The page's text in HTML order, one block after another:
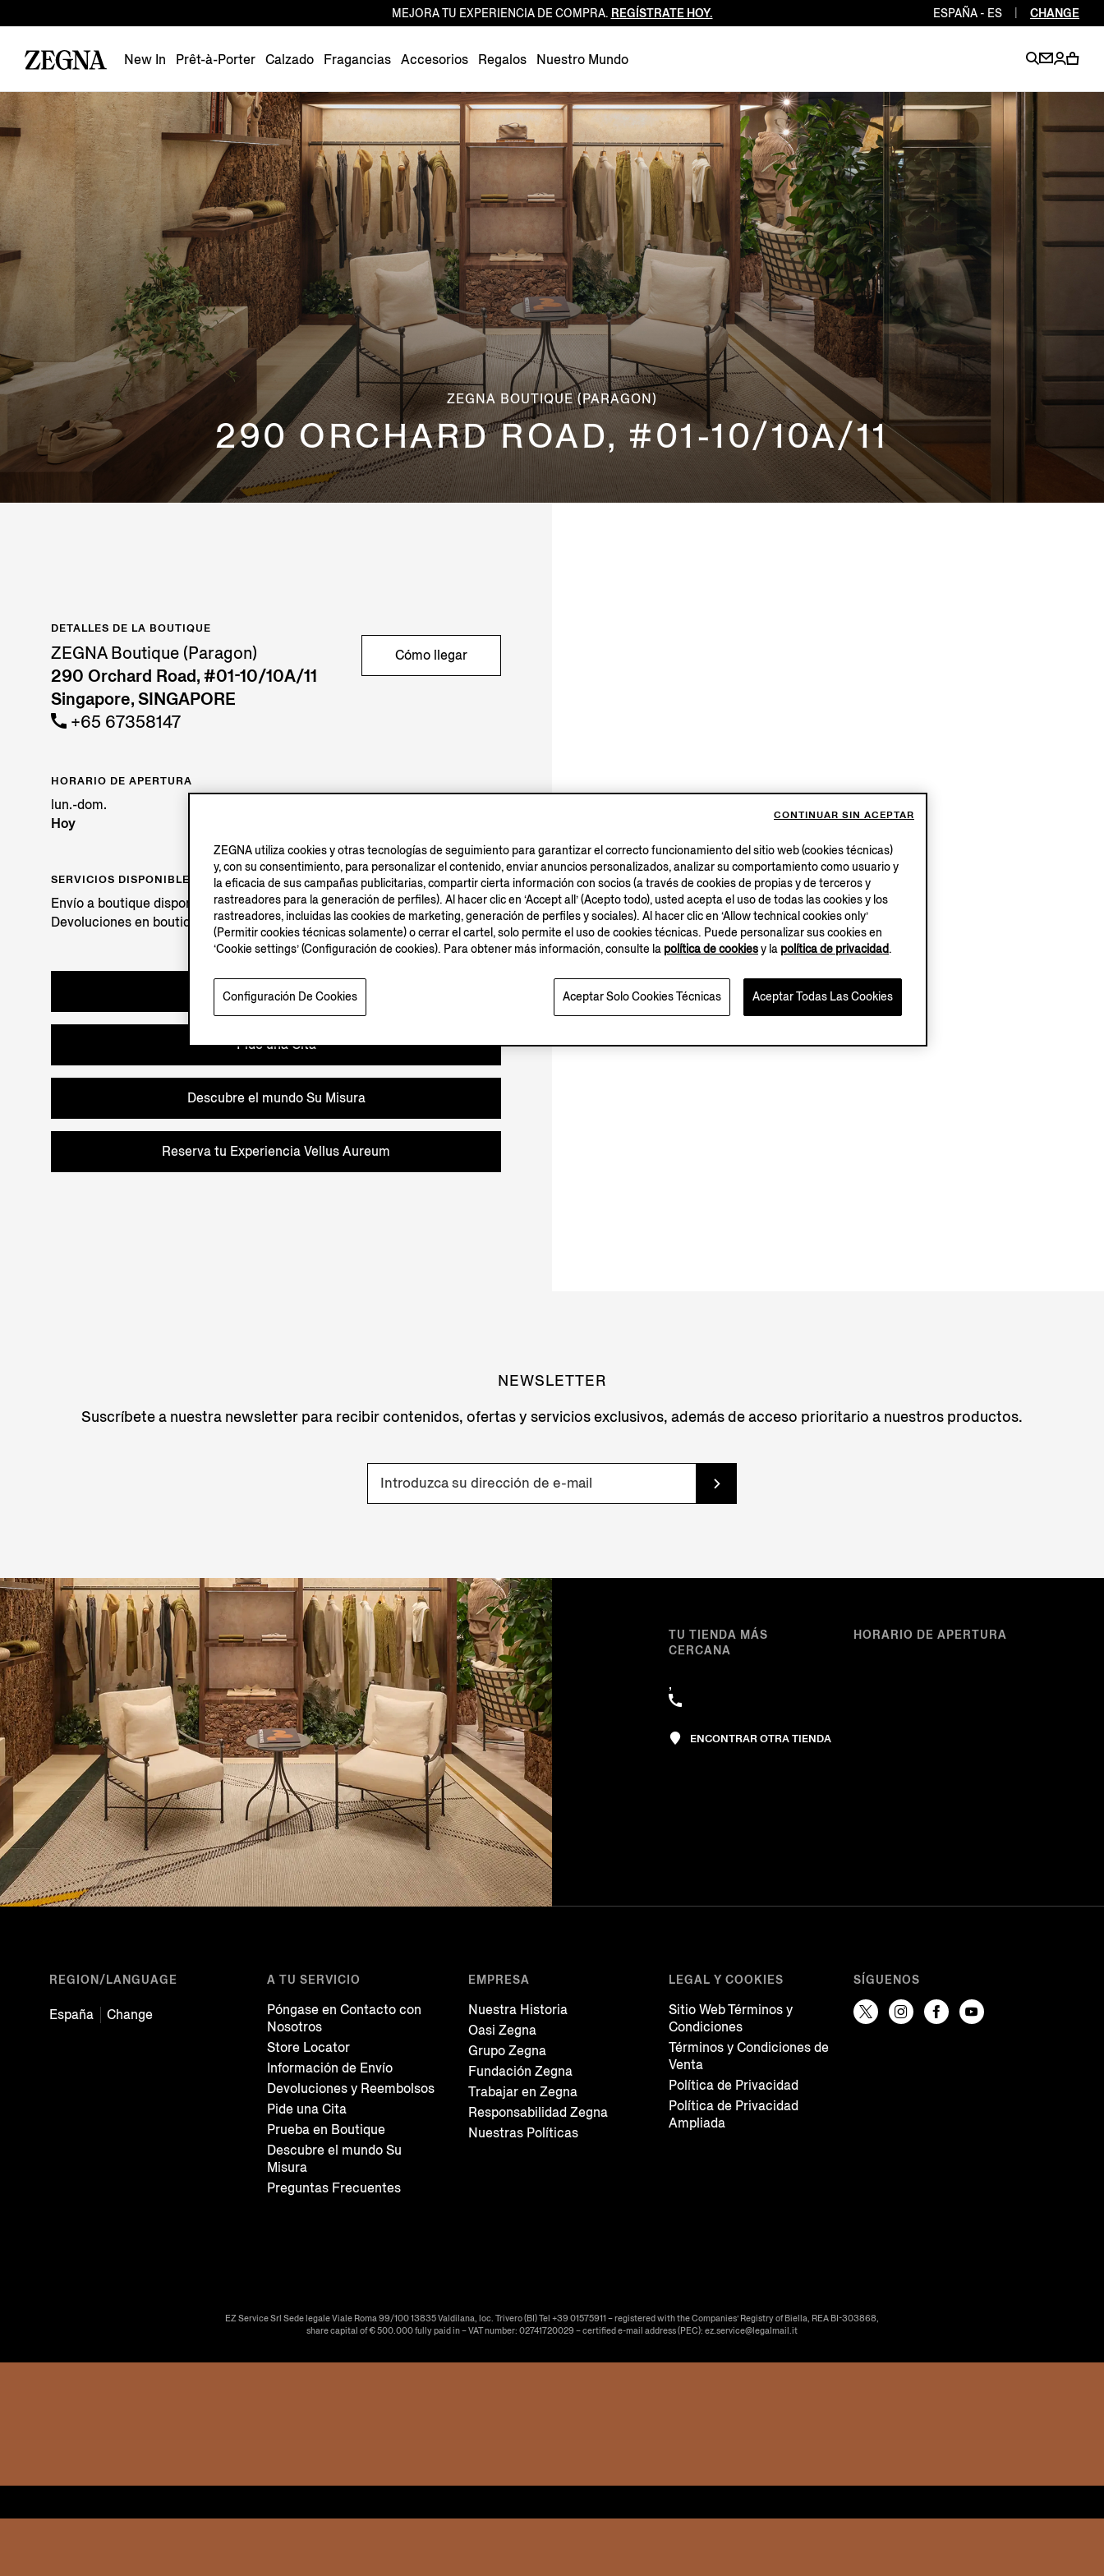
Luxembourg EN
Netherlands EN
Poland
Portugal PT EN
Romania
Slovakia
Slovenia
Spain
Sweden
Switzerland
Turkey
United Kingdom
MEJORA TU EXPERIENCIA DE COMPRA. REGÍSTRATE HOY. ESPAÑA - ES CHANGE
New In Prêt-à-Porter Calzado Fragancias Accesorios Regalos Nuestro Mundo
ZEGNA BOUTIQUE (PARAGON)
290 ORCHARD ROAD, #01-10/10A/11
DETALLES DE LA BOUTIQUE
ZEGNA Boutique (Paragon)
290 Orchard Road, #01-10/10A/11
Singapore, SINGAPORE
+65 67358147
Cómo llegar
HORARIO DE APERTURA
lun.-dom.
Hoy
SERVICIOS DISPONIBLES
Envío a boutique disponible. Descubre másaquí.
Devoluciones en boutique disponibles. Descubre másaquí.
Prueba en Boutique
Pide una Cita
Descubre el mundo Su Misura
Reserva tu Experiencia Vellus Aureum
NEWSLETTER
Suscríbete a nuestra newsletter para recibir contenidos, ofertas y servicios exclusivos, además de acceso prioritario a nuestros productos.
TU TIENDA MÁS
CERCANA
,
HORARIO DE APERTURA
ENCONTRAR OTRA TIENDA
REGION/LANGUAGE
España Change
A TU SERVICIO
Póngase en Contacto con
Nosotros
Store Locator
Información de Envío
Devoluciones y Reembolsos
Pide una Cita
Prueba en Boutique
Descubre el mundo Su
Misura
Preguntas Frecuentes
EMPRESA
Nuestra Historia
Oasi Zegna
Grupo Zegna
Fundación Zegna
Trabajar en Zegna
Responsabilidad Zegna
Nuestras Políticas
LEGAL Y COOKIES
Sitio Web Términos y
Condiciones
Términos y Condiciones de
Venta
Política de Privacidad
Política de Privacidad
Ampliada
SÍGUENOS
EZ Service Srl Sede legale Viale Roma 99/100 13835 Valdilana, loc. Trivero (BI) Tel +39 01575911 – registered with the Companies’ Registry of Biella, REA BI-303868,
share capital of € 500.000 fully paid in – VAT number: 02741720029 – certified e-mail address (PEC): ez.service@legalmail.it
ZEGNA utiliza cookies y otras tecnologías de seguimiento para garantizar el correcto funcionamiento del sitio web (cookies técnicas)
y, con su consentimiento, para personalizar el contenido, enviar anuncios personalizados, analizar su comportamiento como usuario y
la eficacia de sus campañas publicitarias, compartir cierta información con socios (a través de cookies de propias y de terceros y
rastreadores para la generación de perfiles). Al hacer clic en ‘Accept all’ (Acepto todo), usted acepta el uso de todas las cookies y los
rastreadores, incluidas las cookies de marketing, generación de perfiles y sociales). Al hacer clic en ‘Allow technical cookies only’
(Permitir cookies técnicas solamente) o cerrar el cartel, solo permite el uso de cookies técnicas. Puede personalizar sus cookies en
‘Cookie settings’ (Configuración de cookies). Para obtener más información, consulte la política de cookiesy la política de privacidad.
Aceptar Solo Cookies Técnicas Aceptar Todas Las Cookies
Configuración De Cookies
CONTINUAR SIN ACEPTAR